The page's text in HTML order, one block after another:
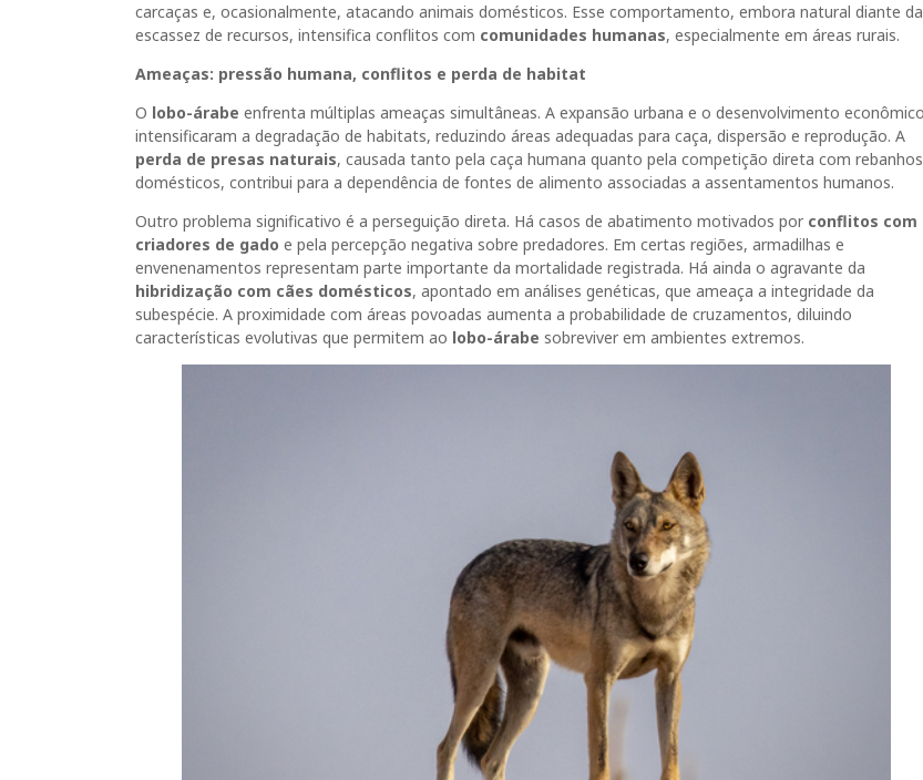
carcaças e, ocasionalmente, atacando animais domésticos. Esse comportamento, embora natural diante da
escassez de recursos, intensifica conflitos com comunidades humanas, especialmente em áreas rurais.
Ameaças: pressão humana, conflitos e perda de habitat
O lobo-árabe enfrenta múltiplas ameaças simultâneas. A expansão urbana e o desenvolvimento econômico
intensificaram a degradação de habitats, reduzindo áreas adequadas para caça, dispersão e reprodução. A
perda de presas naturais, causada tanto pela caça humana quanto pela competição direta com rebanhos
domésticos, contribui para a dependência de fontes de alimento associadas a assentamentos humanos.
Outro problema significativo é a perseguição direta. Há casos de abatimento motivados por conflitos com
criadores de gado e pela percepção negativa sobre predadores. Em certas regiões, armadilhas e
envenenamentos representam parte importante da mortalidade registrada. Há ainda o agravante da
hibridização com cães domésticos, apontado em análises genéticas, que ameaça a integridade da
subespécie. A proximidade com áreas povoadas aumenta a probabilidade de cruzamentos, diluindo
características evolutivas que permitem ao lobo-árabe sobreviver em ambientes extremos.